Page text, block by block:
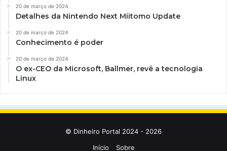
20 de março de 2024
Detalhes da Nintendo Next Miitomo Update
20 de março de 2024
Conhecimento é poder
20 de março de 2024
O ex-CEO da Microsoft, Ballmer, revê a tecnologia
Linux
© Dinheiro Portal 2024 - 2026
Início
Sobre